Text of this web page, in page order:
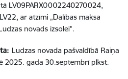
LV09PARX0002240270024,
ar atzīmi „Dalības maksa
novads izsolei”.
Ludzas novada pašvaldībā Raiņa
2025. gada 30.septembrī plkst.